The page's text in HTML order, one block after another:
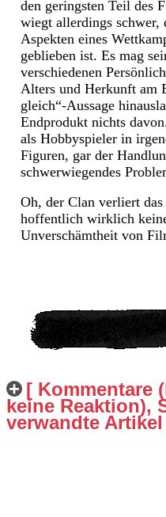
den geringsten Teil des
wiegt allerdings schwer,
Aspekten eines
geblieben ist. Es mag
verschiedenen
Alters und Herkunft am
gleich“-Aussage
Endprodukt nichts
als Hobbyspieler in
Figuren, gar der
schwerwiegendes
Oh, der Clan verliert
hoffentlich wirklich
Unverschämtheit von
[ Kommentare
keine Reaktion),
verwandte